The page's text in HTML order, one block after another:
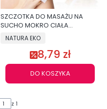
SZCZOTKA DO MASAŻU NA
SUCHO MOKRO CIAŁA
NATURALNA
NATURA EKO
8,79 zł
DO KOSZYKA
z 1